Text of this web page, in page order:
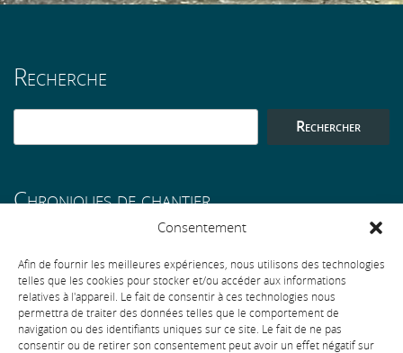
Consentement
Afin de fournir les meilleures expériences, nous utilisons des technologies
telles que les cookies pour stocker et/ou accéder aux informations
relatives à l'appareil. Le fait de consentir à ces technologies nous
permettra de traiter des données telles que le comportement de
navigation ou des identifiants uniques sur ce site. Le fait de ne pas
consentir ou de retirer son consentement peut avoir un effet négatif sur
Recherche
Rechercher
Chroniques de chantier